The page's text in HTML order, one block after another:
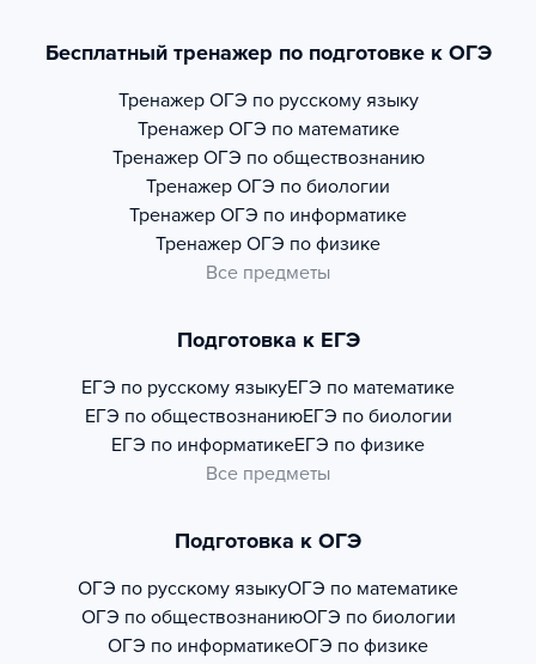
Бесплатный тренажер по подготовке к ОГЭ
Тренажер ОГЭ по русскому языку
Тренажер ОГЭ по математике
Тренажер ОГЭ по обществознанию
Тренажер ОГЭ по биологии
Тренажер ОГЭ по информатике
Тренажер ОГЭ по физике
Все предметы
Подготовка к ЕГЭ
ЕГЭ по русскому языкуЕГЭ по математике
ЕГЭ по обществознаниюЕГЭ по биологии
ЕГЭ по информатикеЕГЭ по физике
Все предметы
Подготовка к ОГЭ
ОГЭ по русскому языкуОГЭ по математике
ОГЭ по обществознаниюОГЭ по биологии
ОГЭ по информатикеОГЭ по физике